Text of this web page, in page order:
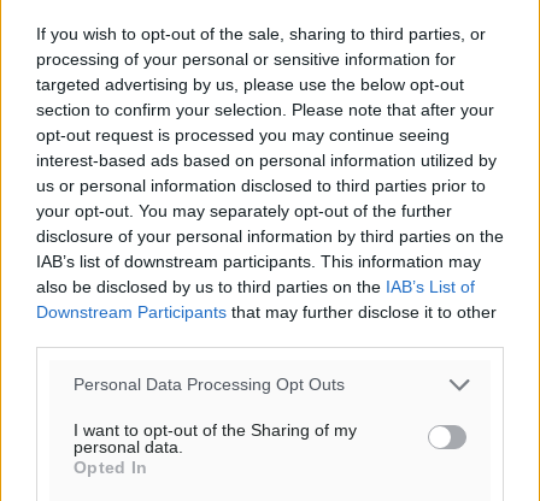
If you wish to opt-out of the sale, sharing to third parties, or
processing of your personal or sensitive information for
targeted advertising by us, please use the below opt-out
section to confirm your selection. Please note that after your
opt-out request is processed you may continue seeing
interest-based ads based on personal information utilized by
us or personal information disclosed to third parties prior to
your opt-out. You may separately opt-out of the further
disclosure of your personal information by third parties on the
IAB’s list of downstream participants. This information may
also be disclosed by us to third parties on the IAB’s List of
Downstream Participants that may further disclose it to other
Personal Data Processing Opt Outs
I want to opt-out of the Sharing of my
personal data.
Opted In